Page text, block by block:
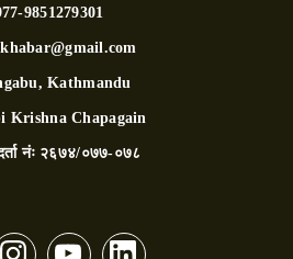
9851279301
Kathmandu
Krishna Chapagain
नंः २६७४/०७७-०७८